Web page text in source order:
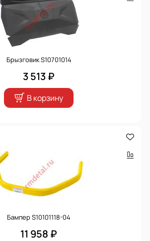
Брызговик S10701014
3 513 ₽
В корзину
Бампер S10101118-04
11 958 ₽